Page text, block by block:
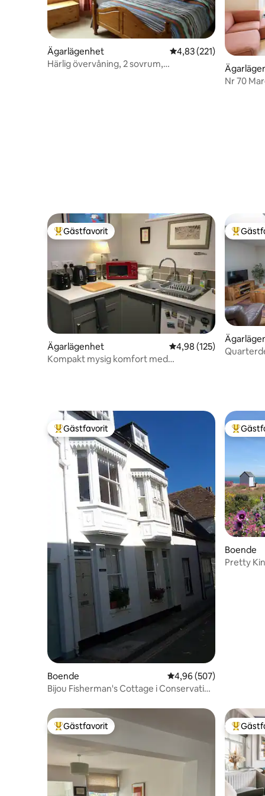
Ägarlägenhet 4,83 av 5 i
4,83 (221)
Härlig övervåning, 2 sovrum,
Nr 70
Populär gästfavorit
Gästfavorit
Ägarlägenhet 4,98 av 5 i
4,98 (125)
Kompakt mysig komfort med
Populär
Populär gästfavorit
Gästfavorit
Boende 4,96 av 5 i
4,96 (507)
Bijou Fisherman's Cottage i Conservation
Populär
Boende
Pretty
Populär gästfavorit
Gästfavorit